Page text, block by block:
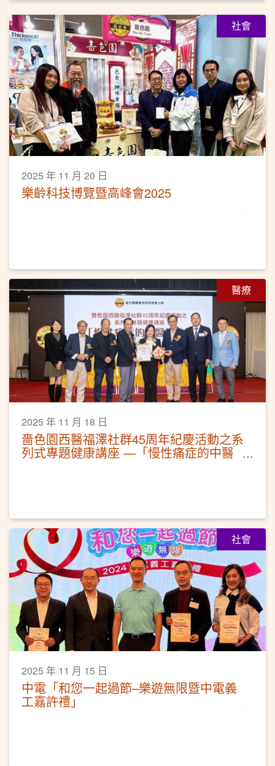
社會
2025 年 11 月 20 日
樂齡科技博覽暨高峰會2025
醫療
2025 年 11 月 18 日
嗇色園西醫福澤社群45周年紀慶活動之系
列式專題健康講座 —「慢性痛症的中醫
社會
2025 年 11 月 15 日
中電「和您一起過節–樂遊無限暨中電義
工嘉許禮」